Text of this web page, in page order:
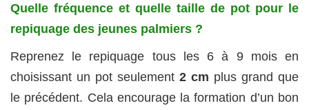
Quelle fréquence et quelle taille de pot pour le
repiquage des jeunes palmiers ?
Reprenez le repiquage tous les 6 à 9 mois en
choisissant un pot seulement 2 cm plus grand que
le précédent. Cela encourage la formation d’un bon